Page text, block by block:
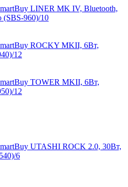
LINER MK IV, Bluetooth,
(SBS-960)/10
ROCKY MKII, 6Вт,
12
TOWER MKII, 6Вт,
12
UTASHI ROCK 2.0, 30Вт,
6